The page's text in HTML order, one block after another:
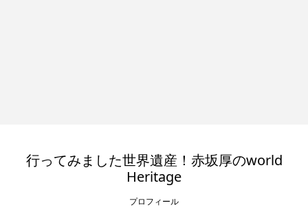
行ってみました世界遺産！赤坂厚のworld
Heritage
プロフィール